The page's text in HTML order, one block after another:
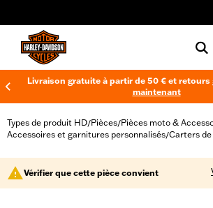
Livraison gratuite à partir de 50 € et retours
maintenant
Types de produit HD/Pièces/Pièces moto &
Accessoires et garnitures personnalisés/Carters
Vérifier que cette pièce convient